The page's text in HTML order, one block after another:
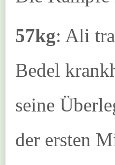
57kg: Ali
Bedel
seine
der ersten